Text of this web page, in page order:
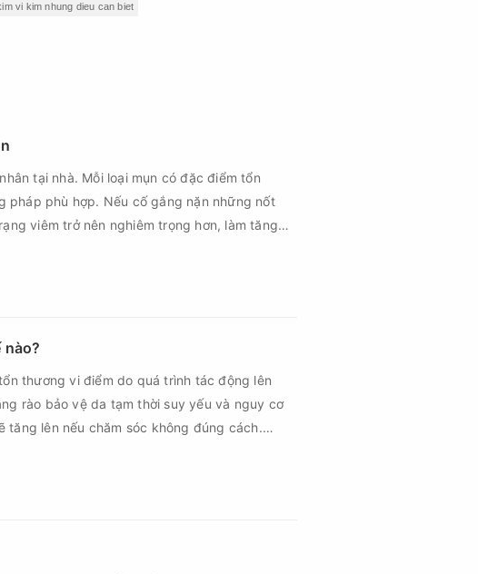
vi kim nhung dieu can biet
tại nhà. Mỗi loại mụn có đặc điểm tổn
phù hợp. Nếu cố gắng nặn những nốt
viêm trở nên nghiêm trọng hơn, làm tăng
hồi.
nào?
thương vi điểm do quá trình tác động lên
rào bảo vệ da tạm thời suy yếu và nguy cơ
tăng lên nếu chăm sóc không đúng cách.
chỉ giúp vùng da hồi phục nhanh hơn mà còn